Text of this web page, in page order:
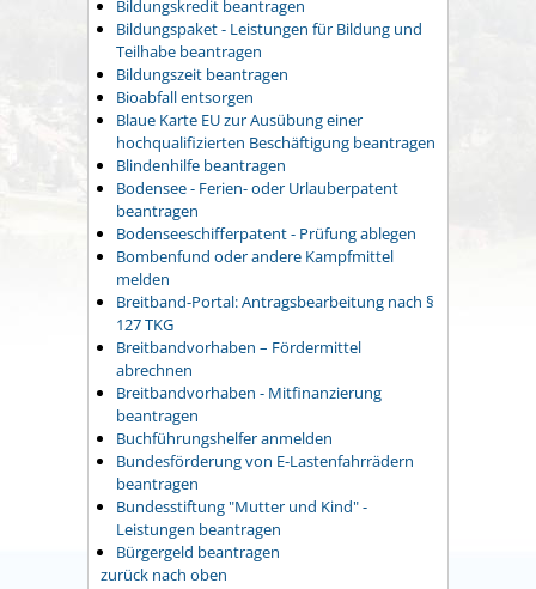
Bildungskredit beantragen
Bildungspaket - Leistungen für Bildung und
Teilhabe beantragen
Bildungszeit beantragen
Bioabfall entsorgen
Blaue Karte EU zur Ausübung einer
hochqualifizierten Beschäftigung beantragen
Blindenhilfe beantragen
Bodensee - Ferien- oder Urlauberpatent
beantragen
Bodenseeschifferpatent - Prüfung ablegen
Bombenfund oder andere Kampfmittel
melden
Breitband-Portal: Antragsbearbeitung nach §
127 TKG
Breitbandvorhaben – Fördermittel
abrechnen
Breitbandvorhaben - Mitfinanzierung
beantragen
Buchführungshelfer anmelden
Bundesförderung von E-Lastenfahrrädern
beantragen
Bundesstiftung "Mutter und Kind" -
Leistungen beantragen
Bürgergeld beantragen
zurück nach oben